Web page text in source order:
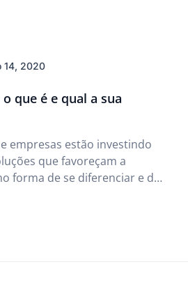
14, 2020
que é e qual a sua
empresas estão investindo
que favoreçam a
forma de se diferenciar e de